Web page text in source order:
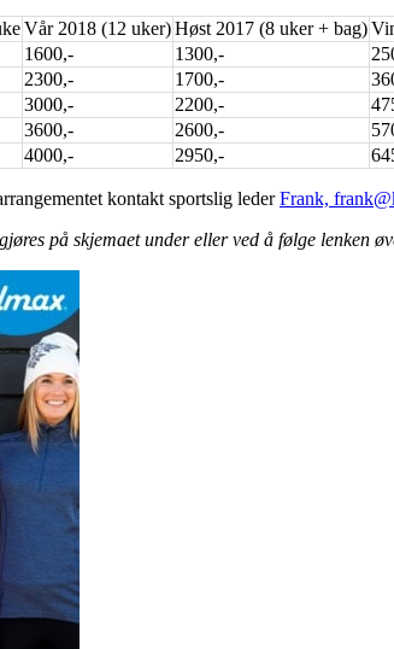
Vår 2018 (12 uker)Høst 2017 (8 uker + bag)
1600,- 1300,-
2300,- 1700,-
3000,- 2200,-
3600,- 2600,-
4000,- 2950,-
kontakt sportslig lederFrank,
på skjemaet under eller ved å følge lenken